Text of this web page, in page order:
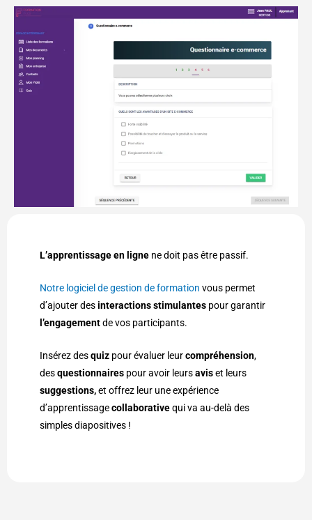
L’apprentissage en ligne ne doit pas être passif.
Notre logiciel de gestion de formation vous permet
d’ajouter desinteractions stimulantes pour garantir
l’engagementde vos participants.
Insérez desquiz pour évaluer leurcompréhension,
desquestionnaires pour avoir leursaviset leurs
suggestions,et offrez leur une expérience
d’apprentissagecollaborativequi va au-delà des
simples diapositives !